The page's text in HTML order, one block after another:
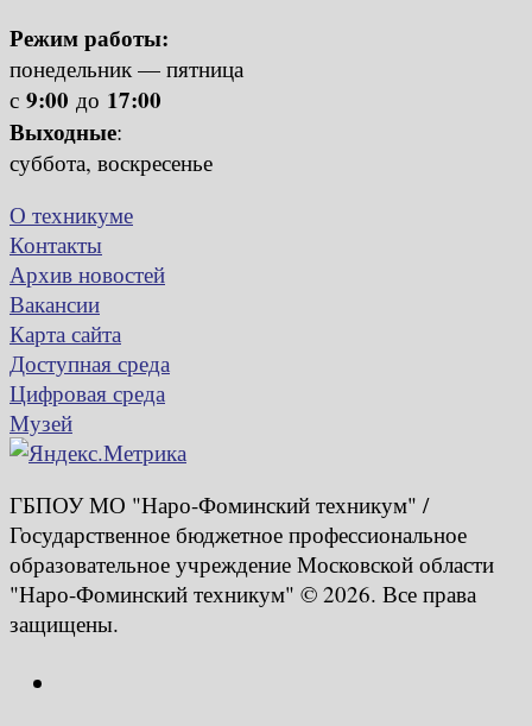
Режим работы:
понедельник — пятница
с 9:00 до 17:00
Выходные:
суббота, воскресенье
О техникуме
Контакты
Архив новостей
Вакансии
Карта сайта
Доступная среда
Цифровая среда
Музей
ГБПОУ МО "Наро-Фоминский техникум" /
Государственное бюджетное профессиональное
образовательное учреждение Московской области
"Наро-Фоминский техникум" © 2026. Все права
защищены.